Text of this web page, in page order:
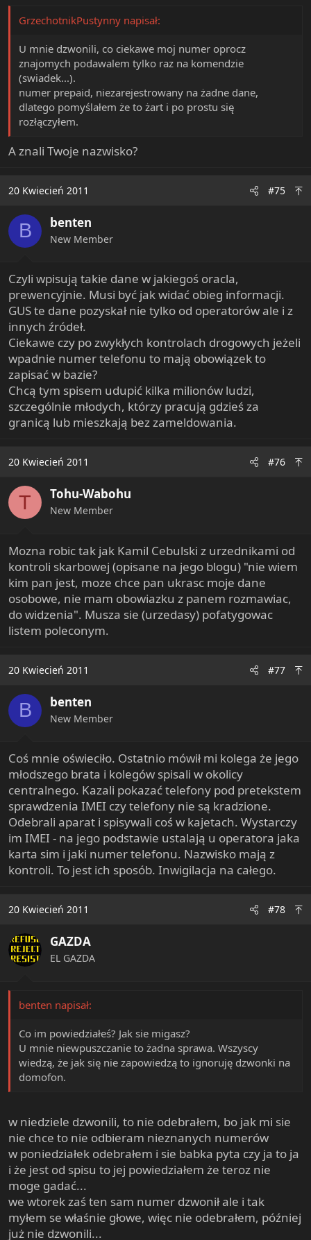
GrzechotnikPustynny napisał:
U mnie dzwonili, co ciekawe moj numer oprocz
znajomych podawalem tylko raz na komendzie
(swiadek...).
numer prepaid, niezarejestrowany na żadne dane,
dlatego pomyślałem że to żart i po prostu się
rozłączyłem.
A znali Twoje nazwisko?
20 Kwiecień 2011 #75
B benten
New Member
Czyli wpisują takie dane w jakiegoś oracla,
prewencyjnie. Musi być jak widać obieg informacji.
GUS te dane pozyskał nie tylko od operatorów ale i z
innych źródeł.
Ciekawe czy po zwykłych kontrolach drogowych jeżeli
wpadnie numer telefonu to mają obowiązek to
zapisać w bazie?
Chcą tym spisem udupić kilka milionów ludzi,
szczególnie młodych, którzy pracują gdzieś za
granicą lub mieszkają bez zameldowania.
20 Kwiecień 2011 #76
T Tohu-Wabohu
New Member
Mozna robic tak jak Kamil Cebulski z urzednikami od
kontroli skarbowej (opisane na jego blogu) "nie wiem
kim pan jest, moze chce pan ukrasc moje dane
osobowe, nie mam obowiazku z panem rozmawiac,
do widzenia". Musza sie (urzedasy) pofatygowac
listem poleconym.
20 Kwiecień 2011 #77
B benten
New Member
Coś mnie oświeciło. Ostatnio mówił mi kolega że jego
młodszego brata i kolegów spisali w okolicy
centralnego. Kazali pokazać telefony pod pretekstem
sprawdzenia IMEI czy telefony nie są kradzione.
Odebrali aparat i spisywali coś w kajetach. Wystarczy
im IMEI - na jego podstawie ustalają u operatora jaka
karta sim i jaki numer telefonu. Nazwisko mają z
kontroli. To jest ich sposób. Inwigilacja na całego.
20 Kwiecień 2011 #78
GAZDA
EL GAZDA
benten napisał:
Co im powiedziałeś? Jak sie migasz?
U mnie niewpuszczanie to żadna sprawa. Wszyscy
wiedzą, że jak się nie zapowiedzą to ignoruję dzwonki na
domofon.
w niedziele dzwonili, to nie odebrałem, bo jak mi sie
nie chce to nie odbieram nieznanych numerów
w poniedziałek odebrałem i sie babka pyta czy ja to ja
i że jest od spisu to jej powiedziałem że teroz nie
moge gadać...
we wtorek zaś ten sam numer dzwonił ale i tak
myłem se właśnie głowe, więc nie odebrałem, później
już nie dzwonili...